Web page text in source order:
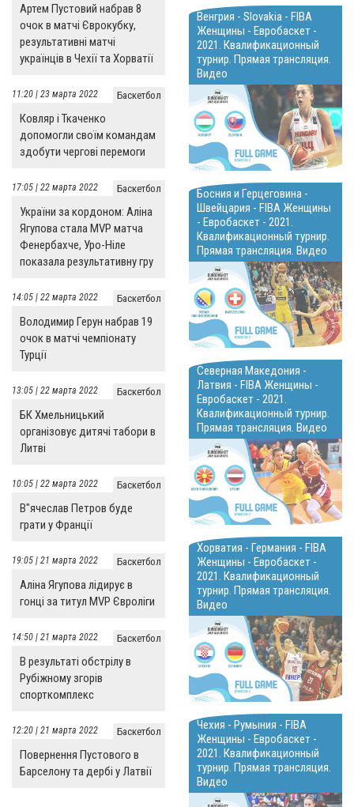
Артем Пустовий набрав 8
очок в матчі Єврокубку,
результативні матчі
українців в Чехії та Хорватії
Баскетбол
11:20 | 23 марта 2022
Ковляр і Ткаченко
допомогли своїм командам
здобути чергові перемоги
Баскетбол
17:05 | 22 марта 2022
України за кордоном: Аліна
Ягупова стала MVP матча
Фенербахче, Уро-Ніле
показала результативну гру
Баскетбол
14:05 | 22 марта 2022
Володимир Герун набрав 19
очок в матчі чемпіонату
Турції
Баскетбол
13:05 | 22 марта 2022
БК Хмельницький
організовує дитячі табори в
Литві
Баскетбол
10:05 | 22 марта 2022
В"ячеслав Петров буде
грати у Франції
Баскетбол
19:05 | 21 марта 2022
Аліна Ягупова лідирує в
гонці за титул MVP Євроліги
Баскетбол
14:50 | 21 марта 2022
В результаті обстрілу в
Рубіжному згорів
спорткомплекс
Баскетбол
12:20 | 21 марта 2022
Повернення Пустового в
Барселону та дербі у Латвії
Венгрия - Slovakia - FIBA
Женщины - Евробаскет -
2021. Квалификационный
турнир. Прямая трансляция.
Видео
Босния и Герцеговина -
Швейцария - FIBA Женщины
- Евробаскет - 2021.
Квалификационный турнир.
Прямая трансляция. Видео
Северная Македония -
Латвия - FIBA Женщины -
Евробаскет - 2021.
Квалификационный турнир.
Прямая трансляция. Видео
Хорватия - Германия - FIBA
Женщины - Евробаскет -
2021. Квалификационный
турнир. Прямая трансляция.
Видео
Чехия - Румыния - FIBA
Женщины - Евробаскет -
2021. Квалификационный
турнир. Прямая трансляция.
Видео